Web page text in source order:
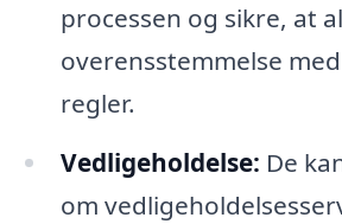
processen og sikre, at
overensstemmelse
regler.
Vedligeholdelse: De
om